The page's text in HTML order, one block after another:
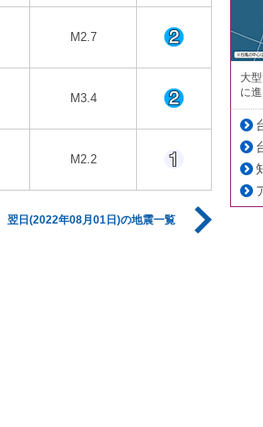
M2.7
M3.4
M2.2
翌日(2022年08月01日)の地震一覧
大
に